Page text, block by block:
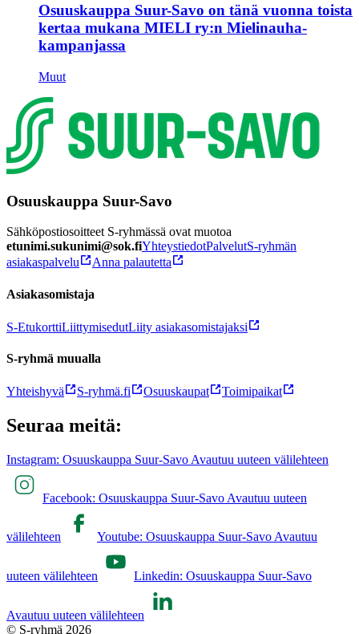
Osuuskauppa Suur-Savo on tänä vuonna toista
kertaa mukana MIELI ry:n Mielinauha-
kampanjassa
Muut
Osuuskauppa Suur-Savo
Sähköpostiosoitteet S-ryhmässä ovat muotoa
etunimi.sukunimi@sok.fiYhteystiedotPalvelutS-ryhmän
asiakaspalvelu
Anna palautetta
Asiakasomistaja
S-EtukorttiLiittymisedutLiity asiakasomistajaksi
S-ryhmä muualla
Yhteishyvä S-ryhmä.fi Osuuskaupat Toimipaikat
Seuraa meitä:
Instagram: Osuuskauppa Suur-Savo Avautuu uuteen välilehteen
Facebook: Osuuskauppa Suur-Savo Avautuu uuteen
välilehteen Youtube: Osuuskauppa Suur-Savo Avautuu
uuteen välilehteen Linkedin: Osuuskauppa Suur-Savo
Avautuu uuteen välilehteen
© S-ryhmä 2026